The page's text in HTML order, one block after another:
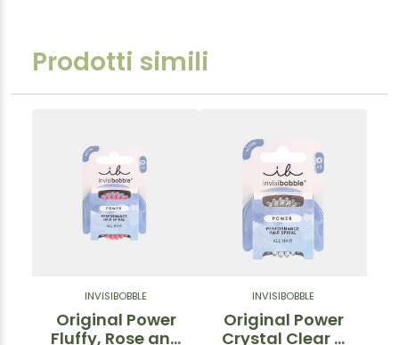
Prodotti simili
INVISIBOBBLE
Original Power
Fluffy, Rose and
INVISIBOBBLE
Original Power
Crystal Clear –